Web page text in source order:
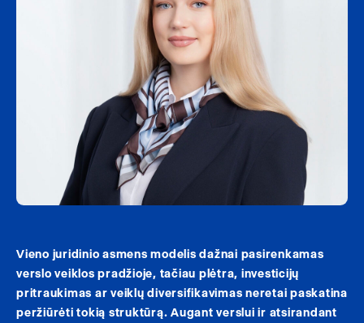
Vieno juridinio asmens modelis dažnai pasirenkamas
verslo veiklos pradžioje, tačiau plėtra, investicijų
pritraukimas ar veiklų diversifikavimas neretai paskatina
peržiūrėti tokią struktūrą. Augant verslui ir atsirandant